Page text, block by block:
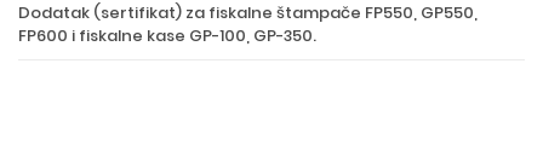
Dodatak (sertifikat) za fiskalne štampače FP550, GP550,
FP600 i fiskalne kase GP-100, GP-350.